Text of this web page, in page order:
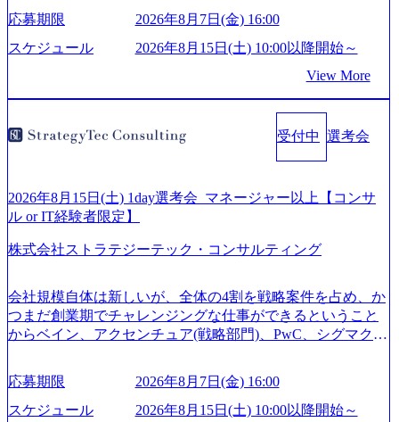
が続々ジョインするピュアな戦略を伸ばす新興ファーム。
事業会社機能へ携われる可能性※SaaSプロダクト、地方創
生、メディアなど リモート比率99%、福岡や北海道在中者
業、通信業界に強みがあり、ヘルスケアな業界は広げてい
く予定 インセンティブ支給という他社にはない制度 ワンプ
始～ 2026年8月7日(金) 16:00 ※枠が限られておりますので、
ご応募いただいてもご対応できない可能性がございます ※
だいたご応募者様については、1dayではなく通常選考での
ご案内とさせていただきます ● 面接(1次・最終を一度の面
についてご連絡させていただきます。 ● 一日で最終面接ま
合、後日面接や面談のお時間をいただく場合がございます
● 面接、条件面談それぞれ最大1時間を想定しております ・
実施前日までに日程およびURLを共有させていただきます
・面接および条件面談ともに、どの時間開始となってもご
ますと幸いです ※1day選考会のご参加希望の方は、事前に
GAB試験を受検いただきます(受験期限は1day選考会実施日
応募期限
2026年8月7日(金) 16:00
スケジュール
2026年8月15日(土) 10:00以降開始～
View More
受付中 選考会
2026年8月15日(土) 1day選考会_マネージャー以上【コンサ
ル or IT経験者限定】
株式会社ストラテジーテック・コンサルティング
会社規模自体は新しいが、全体の4割を戦略案件を占め、か
つまだ創業期でチャレンジングな仕事ができるということ
からベイン、アクセンチュア(戦略部門)、PwC、シグマクシ
が続々ジョインするピュアな戦略を伸ばす新興ファーム。
事業会社機能へ携われる可能性※SaaSプロダクト、地方創
生、メディアなど リモート比率99%、福岡や北海道在中者
応募期限
2026年8月7日(金) 16:00
スケジュール
2026年8月15日(土) 10:00以降開始～